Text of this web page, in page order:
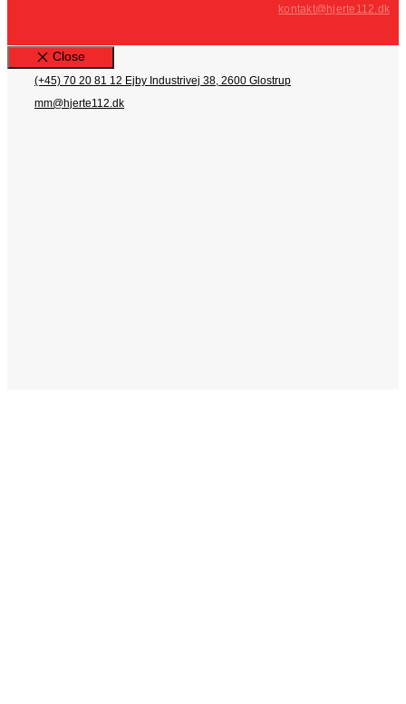
kontakt@hjerte112.dk
Close
(+45) 70 20 81 12 Ejby Industrivej 38, 2600 Glostrup
mm@hjerte112.dk